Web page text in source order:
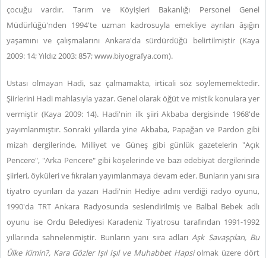
çocuğu vardır. Tarım ve Köyişleri Bakanlığı Personel Genel
Müdürlüğü'nden 1994'te uzman kadrosuyla emekliye ayrılan âşığın
yaşamını ve çalışmalarını Ankara'da sürdürdüğü belirtilmiştir (Kaya
2009: 14; Yıldız 2003: 857;www.biyografya.com).
Ustası olmayan Hadi, saz çalmamakta, irticali söz söylememektedir.
Şiirlerini Hadi mahlasıyla yazar.Genel olarak öğüt ve mistik konulara yer
vermiştir (Kaya 2009: 14). Hadi'nin ilk şiiri Akbaba dergisinde 1968'de
yayımlanmıştır. Sonraki yıllarda yine Akbaba, Papağan ve Pardon gibi
mizah dergilerinde, Milliyet ve Güneş gibi günlük gazetelerin "Açık
Pencere", "Arka Pencere" gibi köşelerinde ve bazı edebiyat dergilerinde
şiirleri, öyküleri ve fıkraları yayımlanmaya devam eder. Bunların yanı sıra
tiyatro oyunları da yazan Hadi'nin Hediye adını verdiği radyo oyunu,
1990'da TRT Ankara Radyosunda seslendirilmiş ve Balbal Bebek adlı
oyunu ise Ordu Belediyesi Karadeniz Tiyatrosu tarafından 1991-1992
yıllarında sahnelenmiştir. Bunların yanı sıra adlarıAşk Savaşçıları, Bu
Ülke Kimin?, Kara Gözler Işıl Işıl ve Muhabbet Hapsiolmak üzere dört